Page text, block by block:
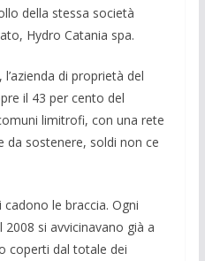
della stessa società
Hydro Catania spa.
di proprietà del
il 43 per cento del
limitrofi, con una rete
da sostenere, soldi non ce
le braccia. Ogni
si avvicinavano già a
coperti dal totale dei